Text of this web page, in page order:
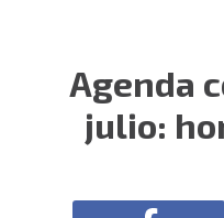
Agenda
julio: